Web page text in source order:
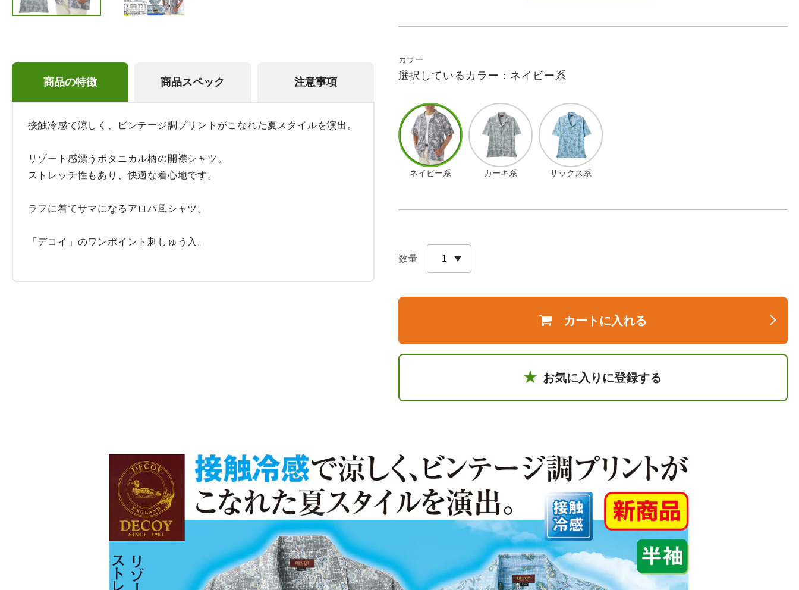
商品の特徴 商品スペック 注意事項
接触冷感で涼しく、ビンテージ調プリントがこなれた夏スタイルを演出。
リゾート感漂うボタニカル柄の開襟シャツ。
ストレッチ性もあり、快適な着心地です。
ラフに着てサマになるアロハ風シャツ。
「デコイ」のワンポイント刺しゅう入。
カラー
選択しているカラー：ネイビー系
ネイビー系 カーキ系 サックス系
数量
カートに入れる
お気に入りに登録する